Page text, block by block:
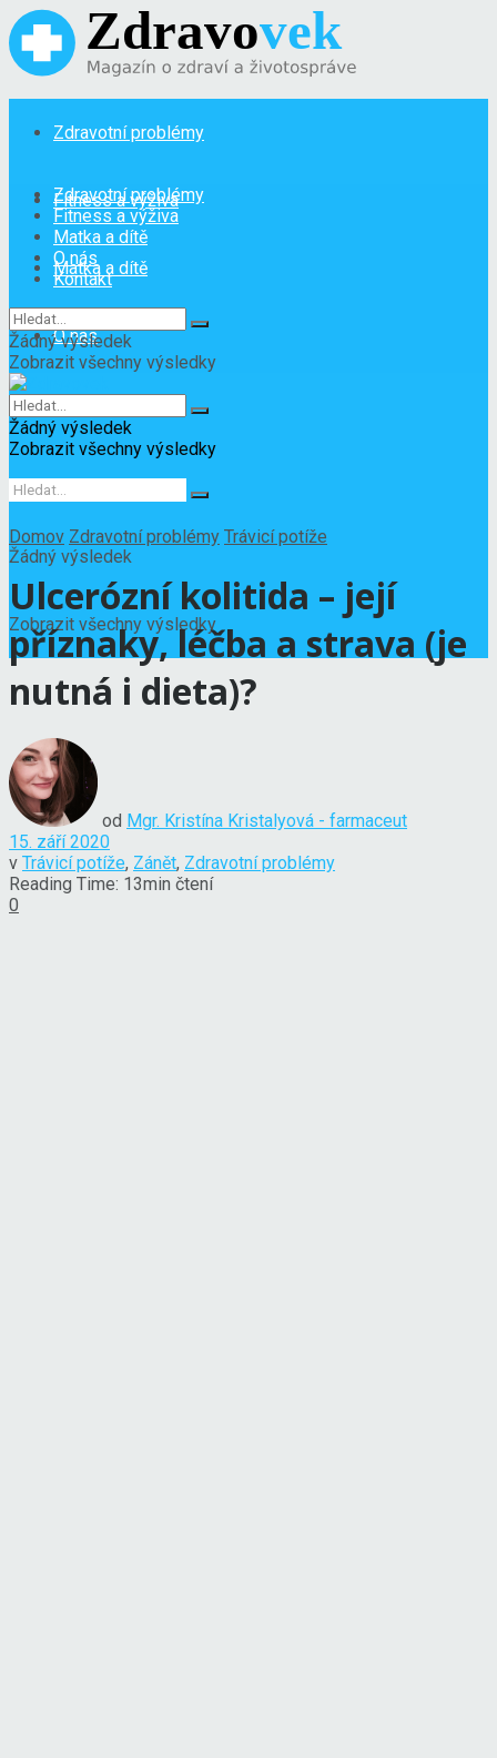
Zdravotní problémy
Fitness a výživa
Matka a dítě
O nás
Kontakt
Žádný výsledek
Zobrazit všechny výsledky
Zdravotní problémy
Fitness a výživa
Matka a dítě
O nás
Kontakt
Žádný výsledek
Zobrazit všechny výsledky
Žádný výsledek
Zobrazit všechny výsledky
Domov Zdravotní problémy Trávicí potíže
Ulcerózní kolitida – její
příznaky, léčba a strava (je
nutná i dieta)?
od Mgr. Kristína Kristalyová - farmaceut
15. září 2020
v Trávicí potíže, Zánět, Zdravotní problémy
Reading Time: 13min čtení
0